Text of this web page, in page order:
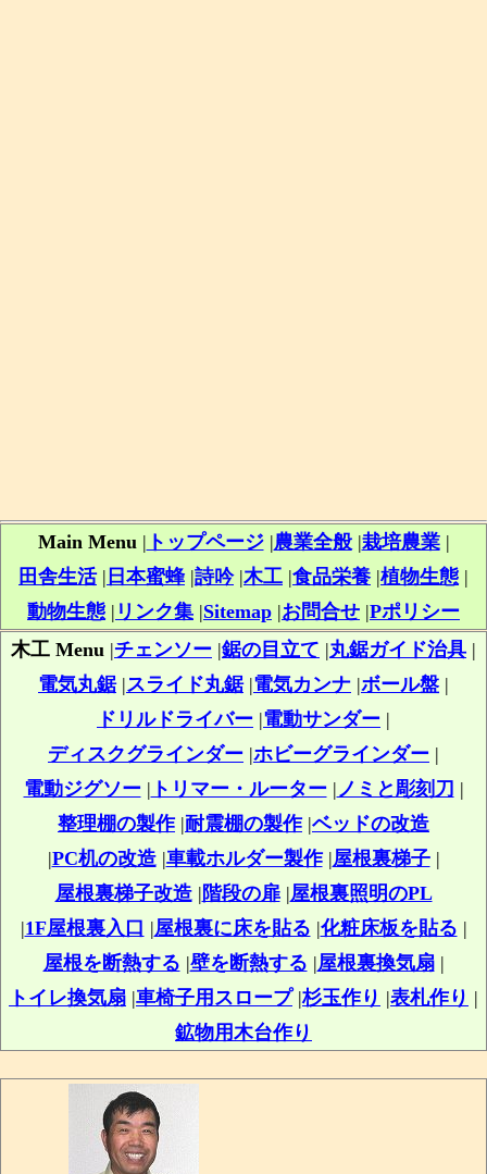
Main Menu| トップページ|農業全般|栽培農業|
田舎生活| 日本蜜蜂 |詩吟|木工 |食品栄養 |植物生態 |
動物生態 | リンク集 |Sitemap |お問合せ |Pポリシー
木工 Menu |チェンソー |鋸の目立て |丸鋸ガイド治具 |
電気丸鋸|スライド丸鋸|電気カンナ |ボール盤 |
ドリルドライバー |電動サンダー |
ディスクグラインダー |ホビーグラインダー |
電動ジグソー| トリマー・ルーター|ノミと彫刻刀 |
整理棚の製作|耐震棚の製作|ベッドの改造
|PC机の改造|車載ホルダー製作|屋根裏梯子|
屋根裏梯子改造|階段の扉|屋根裏照明のPL
|1F屋根裏入口 |屋根裏に床を貼る |化粧床板を貼る |
屋根を断熱する |壁を断熱する |屋根裏換気扇|
トイレ換気扇 |車椅子用スロープ|杉玉作り |表札作り |
鉱物用木台作り